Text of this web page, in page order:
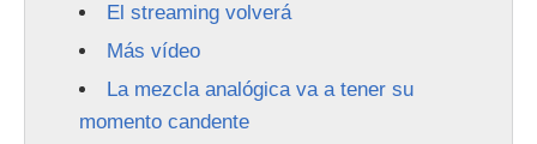
El streaming volverá
Más vídeo
La mezcla analógica va a tener su
momento candente